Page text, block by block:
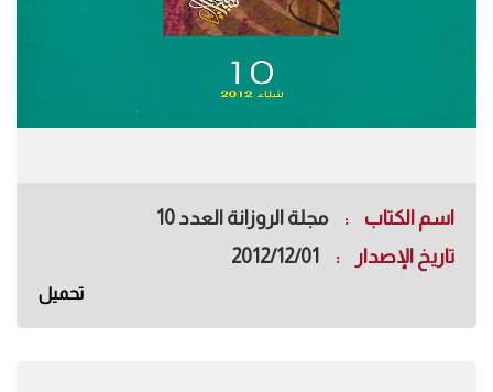
اسم الكتاب
مجلة الروزانة العدد 10
تاريخ الإصدار
2012/12/01
تحميل